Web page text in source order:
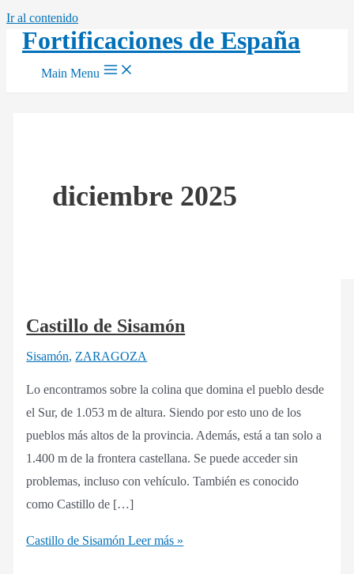
Ir al contenido
Fortificaciones de España
Main Menu
diciembre 2025
Castillo de Sisamón
Sisamón, ZARAGOZA
Lo encontramos sobre la colina que domina el pueblo desde
el Sur, de 1.053 m de altura. Siendo por esto uno de los
pueblos más altos de la provincia. Además, está a tan solo a
1.400 m de la frontera castellana. Se puede acceder sin
problemas, incluso con vehículo. También es conocido
como Castillo de […]
Castillo de Sisamón Leer más »